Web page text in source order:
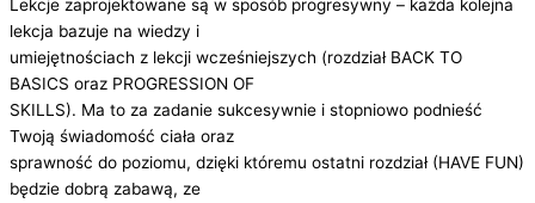
Lekcje zaprojektowane są w sposób progresywny – każda kolejna
lekcja bazuje na wiedzy i
umiejętnościach z lekcji wcześniejszych (rozdział BACK TO
BASICS oraz PROGRESSION OF
SKILLS). Ma to za zadanie sukcesywnie i stopniowo podnieść
Twoją świadomość ciała oraz
sprawność do poziomu, dzięki któremu ostatni rozdział (HAVE FUN)
będzie dobrą zabawą, ze